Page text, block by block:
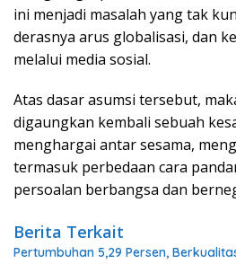
ini menjadi masalah yang tak
derasnya arus globalisasi, dan
melalui media sosial.
Atas dasar asumsi tersebut,
digaungkan kembali sebuah
menghargai antar sesama,
termasuk perbedaan cara
persoalan berbangsa dan
Berita Terkait
Pertumbuhan 5,29 Persen,